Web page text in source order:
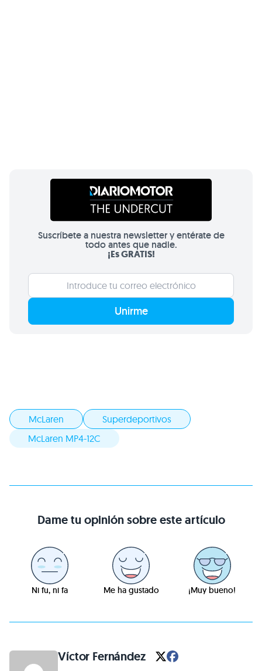
Suscríbete a nuestra newsletter y entérate de
todo antes que nadie.
¡Es GRATIS!
Unirme
McLaren
Superdeportivos
McLaren MP4-12C
Dame tu opinión sobre este artículo
Ni fu, ni fa Me ha gustado ¡Muy bueno!
Víctor Fernández